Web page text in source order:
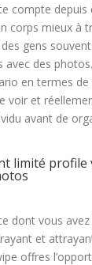
compte depuis
corps mieux à
gens
des
en termes
voir et
avant de
limité profile
dont vous
et
offres